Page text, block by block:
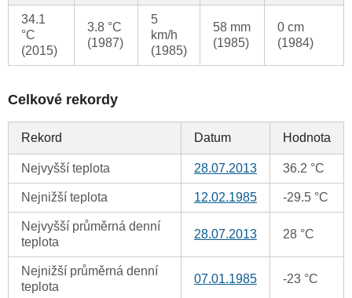
34.1
°C
(2015)
3.8 °C
(1987)
5
km/h
(1985)
58 mm
(1985)
0 cm
(1984)
Celkové rekordy
Rekord Datum Hodnota
Nejvyšší teplota 28.07.2013 36.2 °C
Nejnižší teplota 12.02.1985 -29.5 °C
Nejvyšší průměrná denní
teplota
28.07.2013 28 °C
Nejnižší průměrná denní
teplota
07.01.1985 -23 °C